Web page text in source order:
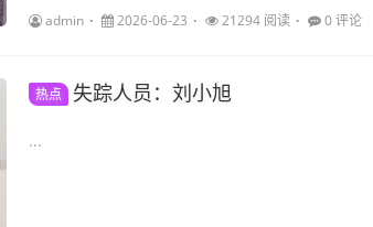
admin 2026-06-23 21294 阅读 0 评论
热点 失踪人员：刘小旭
...